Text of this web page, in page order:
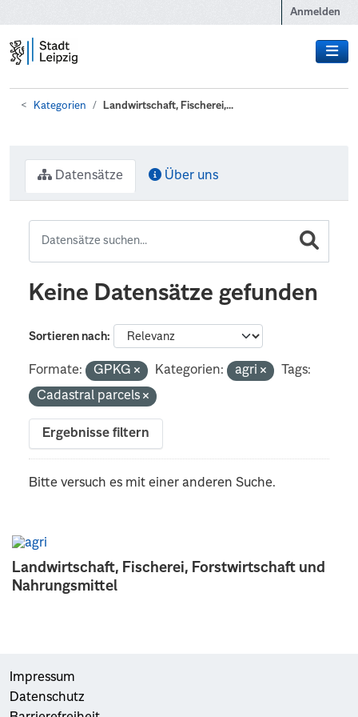
Anmelden
Kategorien Landwirtschaft, Fischerei,...
Landwirtschaft, Fischerei, Forstwirtschaft und
Nahrungsmittel
Datensätze Über uns
Keine Datensätze gefunden
Sortieren nach
Formate: GPKG Kategorien: agri
Tags:
Cadastral parcels
Ergebnisse filtern
Bitte versuch es mit einer anderen Suche.
Impressum
Datenschutz